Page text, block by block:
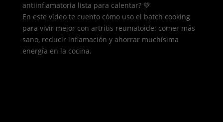
antiinflamatoria lista para calentar? 💚
En este vídeo te cuento cómo uso el batch cooking
para vivir mejor con artritis reumatoide: comer más
sano, reducir inflamación y ahorrar muchísima
energía en la cocina.